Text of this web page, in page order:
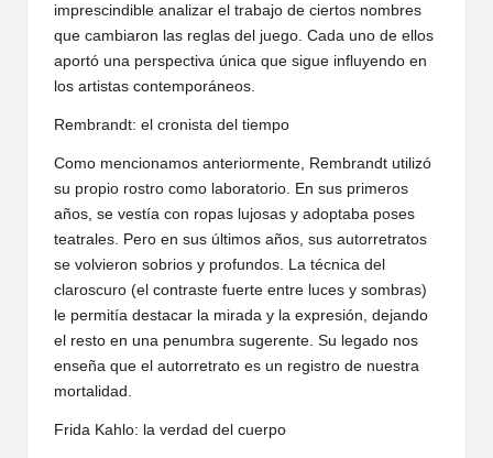
imprescindible analizar el trabajo de ciertos nombres
que cambiaron las reglas del juego. Cada uno de ellos
aportó una perspectiva única que sigue influyendo en
los artistas contemporáneos.
Rembrandt: el cronista del tiempo
Como mencionamos anteriormente, Rembrandt utilizó
su propio rostro como laboratorio. En sus primeros
años, se vestía con ropas lujosas y adoptaba poses
teatrales. Pero en sus últimos años, sus autorretratos
se volvieron sobrios y profundos. La técnica del
claroscuro (el contraste fuerte entre luces y sombras)
le permitía destacar la mirada y la expresión, dejando
el resto en una penumbra sugerente. Su legado nos
enseña que el autorretrato es un registro de nuestra
mortalidad.
Frida Kahlo: la verdad del cuerpo